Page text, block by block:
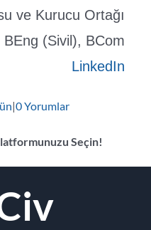
ve Kurucu Ortağı
BEng (Sivil), BCom
LinkedIn
|0 Yorumlar
Seçin!